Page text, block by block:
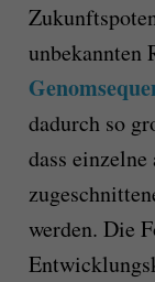
unbekannten
dadurch so
dass
werden. Die